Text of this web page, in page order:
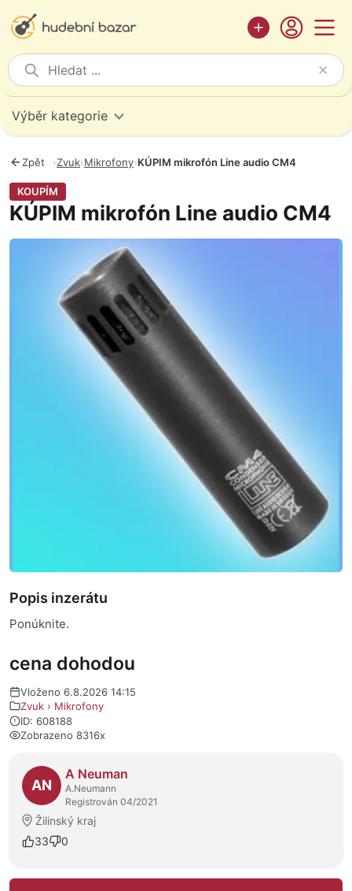
Výběr kategorie
Zpět ›Zvuk›Mikrofony›KÚPIM mikrofón Line audio CM4
KOUPÍM
KÚPIM mikrofón Line audio CM4
Fotografie
cena dohodou
Vloženo 6.8.2026 14:15
Zvuk › Mikrofony
ID: 608188
Zobrazeno 8316x
O prodejci
AN
A Neuman
A.Neumann
Registrován 04/2021
Žilinský kraj
33
0
Popis inzerátu
Ponúknite.